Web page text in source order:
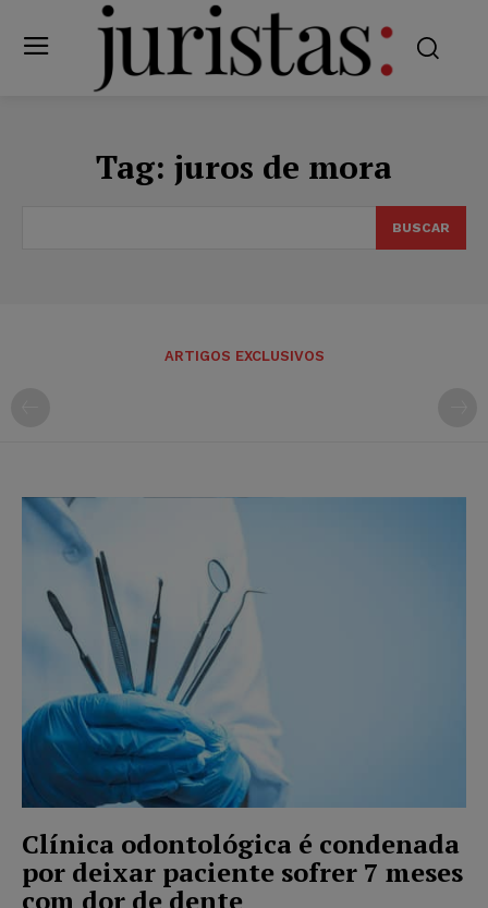
Tag: juros de mora
BUSCAR
ARTIGOS EXCLUSIVOS
Clínica odontológica é condenada
por deixar paciente sofrer 7 meses
com dor de dente